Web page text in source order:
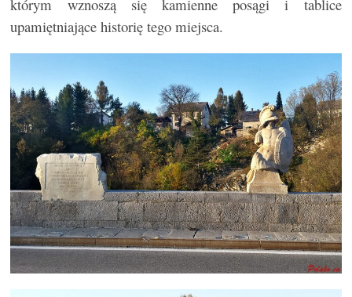
którym wznoszą się kamienne posągi i tablice
upamiętniające historię tego miejsca.